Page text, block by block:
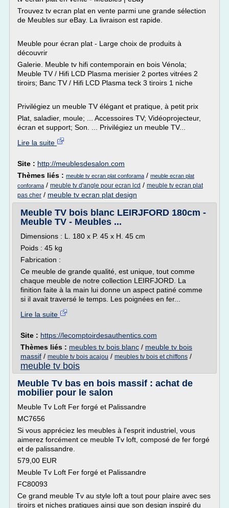
Trouvez tv ecran plat en vente parmi une grande sélection
de Meubles sur eBay. La livraison est rapide.
Meuble pour écran plat - Large choix de produits à
découvrir
Galerie. Meuble tv hifi contemporain en bois Vénola;
Meuble TV / Hifi LCD Plasma merisier 2 portes vitrées 2
tiroirs; Banc TV / Hifi LCD Plasma teck 3 tiroirs 1 niche
Privilégiez un meuble TV élégant et pratique, à petit prix
Plat, saladier, moule; ... Accessoires TV; Vidéoprojecteur,
écran et support; Son. ... Privilégiez un meuble TV...
Lire la suite
Site : http://meublesdesalon.com
Thèmes liés : meuble tv ecran plat conforama / meuble ecran plat
conforama / meuble tv d'angle pour ecran lcd / meuble tv ecran plat
pas cher / meuble tv ecran plat design
Meuble TV bois blanc LEIRJFORD 180cm -
Meuble TV - Meubles ...
Dimensions : L. 180 x P. 45 x H. 45 cm
Poids : 45 kg
Fabrication :
Ce meuble de grande qualité, est unique, tout comme
chaque meuble de notre collection LEIRFJORD. La
finition faite à la main lui donne un aspect patiné comme
si il avait traversé le temps. Les poignées en fer...
Lire la suite
Site : https://lecomptoirdesauthentics.com
Thèmes liés : meubles tv bois blanc / meuble tv bois
massif / meuble tv bois acajou / meubles tv bois et chiffons /
meuble tv bois
Meuble Tv bas en bois massif : achat de
mobilier pour le salon
Meuble Tv Loft Fer forgé et Palissandre
MC7656
Si vous appréciez les meubles à l'esprit industriel, vous
aimerez forcément ce meuble Tv loft, composé de fer forgé
et de palissandre.
579,00 EUR
Meuble Tv Loft Fer forgé et Palissandre
FC80093
Ce grand meuble Tv au style loft a tout pour plaire avec ses
tiroirs et niches pratiques ainsi que son design inspiré du